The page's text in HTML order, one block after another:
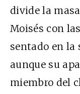
divide la
Moisés con
sentado en la
aunque su
miembro del